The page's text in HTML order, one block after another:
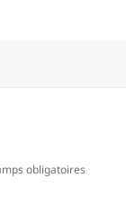
obligatoires